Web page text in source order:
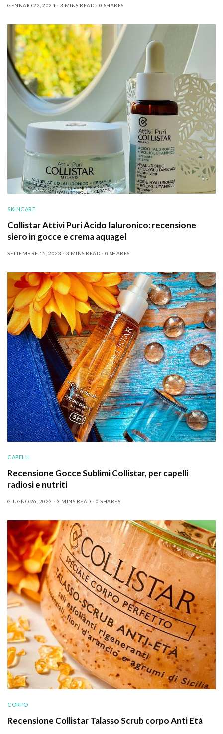
GENNAIO 22, 2024 3 MINS READ 0 SHARES
SKINCARE
Collistar Attivi Puri Acido Ialuronico: recensione
siero in gocce e crema aquagel
SETTEMBRE 15, 2023 3 MINS READ 0 SHARES
CAPELLI
Recensione Gocce Sublimi Collistar, per capelli
radiosi e nutriti
GIUGNO 26, 2023 3 MINS READ 0 SHARES
CORPO
Recensione Collistar Talasso Scrub corpo Anti Età